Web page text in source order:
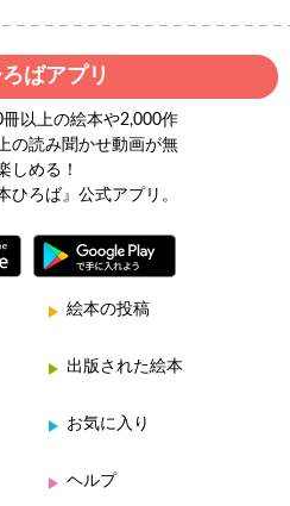
ばアプリ
冊以上の絵本や2,000作
の読み聞かせ動画が無
しめる！
ひろば』公式アプリ。
絵本の投稿
出版された絵本
お気に入り
ヘルプ